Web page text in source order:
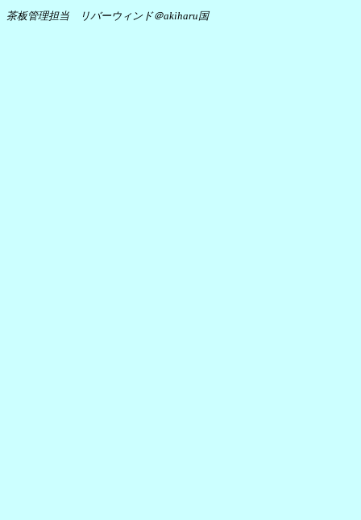
茶板管理担当 リバーウィンド＠akiharu国